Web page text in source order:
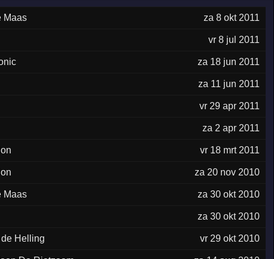
Maas za 8 okt 2011
vr 8 jul 2011
za 18 jun 2011
za 11 jun 2011
vr 29 apr 2011
za 2 apr 2011
vr 18 mrt 2011
za 20 nov 2010
Maas za 30 okt 2010
za 30 okt 2010
Helling vr 29 okt 2010